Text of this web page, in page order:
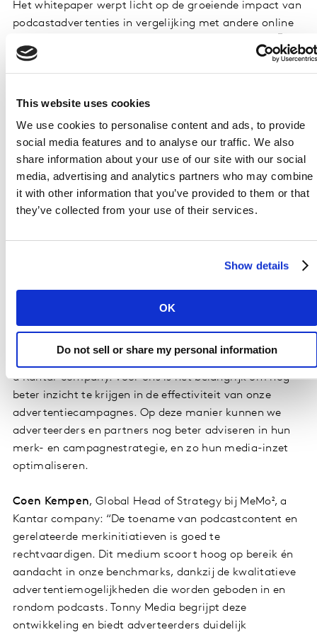
This website uses cookies
We use cookies to personalise content and ads, to provide
social media features and to analyse our traffic. We also
share information about your use of our site with our social
media, advertising and analytics partners who may combine
it with other information that you’ve provided to them or that
they’ve collected from your use of their services.
Show details
OK
Do not sell or share my personal information
Het whitepaper werpt licht op de groeiende impact van
podcastadvertenties in vergelijking met andere online
in het
, biedt waardevol inzicht in de
impact van adverteren in podcasts en biedt
en op wat voor manier podcastadvertenties merk- en
propositiebekendheid vergroten. Hierbij wordt de
cruciale rol van de geloofwaardigheid en likeability van
de podcastmakers in combinatie met sterke creatieve
concepten benadrukt.
innovatieve manieren om adverteren in podcasts te
integreren in hun communicatiestrategie.
Titus van Dijk, oprichter van Tonny Media: “Als Tonny
a Kantar company. Voor ons is het belangrijk om nog
beter inzicht te krijgen in de effectiviteit van onze
advertentiecampagnes. Op deze manier kunnen we
adverteerders en partners nog beter adviseren in hun
merk- en campagnestrategie, en zo hun media-inzet
optimaliseren.
Coen Kempen, Global Head of Strategy bij MeMo², a
Kantar company: “De toename van podcastcontent en
gerelateerde merkinitiatieven is goed te
rechtvaardigen. Dit medium scoort hoog op bereik én
aandacht in onze benchmarks, dankzij de kwalitatieve
advertentiemogelijkheden die worden geboden in en
rondom podcasts. Tonny Media begrijpt deze
ontwikkeling en biedt adverteerders duidelijk